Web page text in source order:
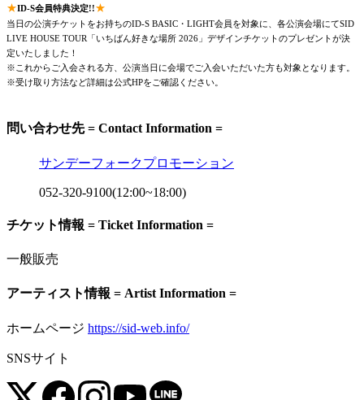
★ID-S会員特典決定!!★
当日の公演チケットをお持ちのID-S BASIC・LIGHT会員を対象に、各公演会場にてSID
LIVE HOUSE TOUR「いちばん好きな場所 2026」デザインチケットのプレゼントが決
定いたしました！
※これからご入会される方、 公演当日に会場でご入会いただいた方も対象となります。
※受け取り方法など詳細は公式HPをご確認ください。
問い合わせ先 = Contact Information =
サンデーフォークプロモーション
052-320-9100(12:00~18:00)
チケット情報 = Ticket Information =
一般販売
アーティスト情報 = Artist Information =
ホームページ https://sid-web.info/
SNSサイト